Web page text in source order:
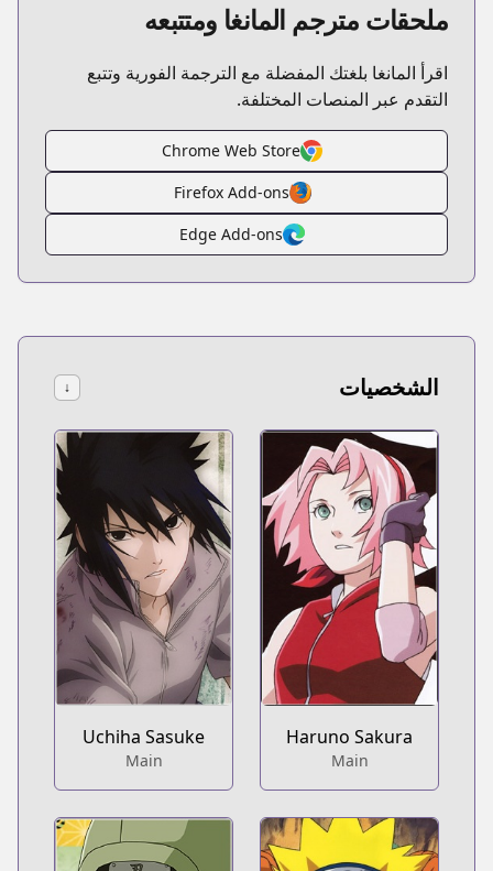
ملحقات مترجم المانغا ومتتبعه
اقرأ المانغا بلغتك المفضلة مع الترجمة الفورية وتتبع
التقدم عبر المنصات المختلفة.
Chrome Web Store
Firefox Add-ons
Edge Add-ons
الشخصيات ↓
Haruno Sakura
Main
Uchiha Sasuke
Main